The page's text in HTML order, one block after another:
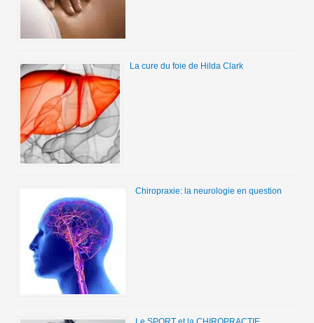
La cure du foie de Hilda Clark
Chiropraxie: la neurologie en question